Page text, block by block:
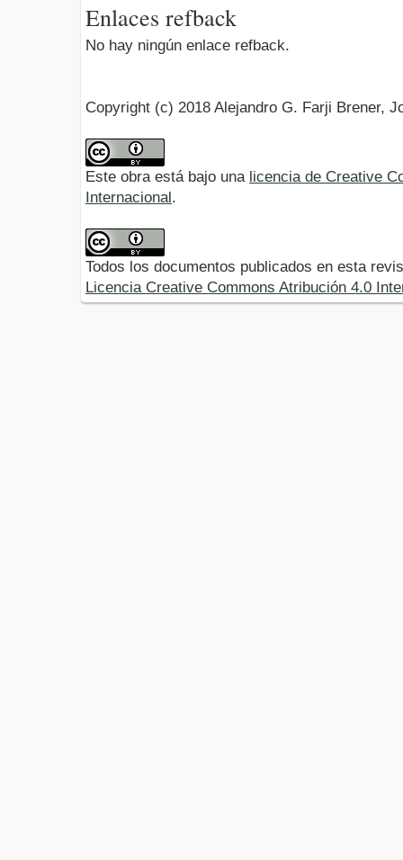
Enlaces refback
No hay ningún enlace refback.
Copyright (c) 2018 Alejandro G. Farji Brener,
Este obra está bajo una licencia de Creative
Internacional.
Todos los documentos publicados en esta
Licencia Creative Commons Atribución 4.0